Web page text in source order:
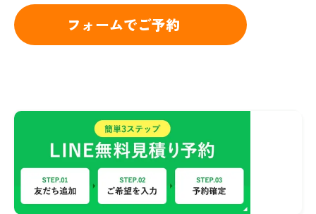
フォームでご予約